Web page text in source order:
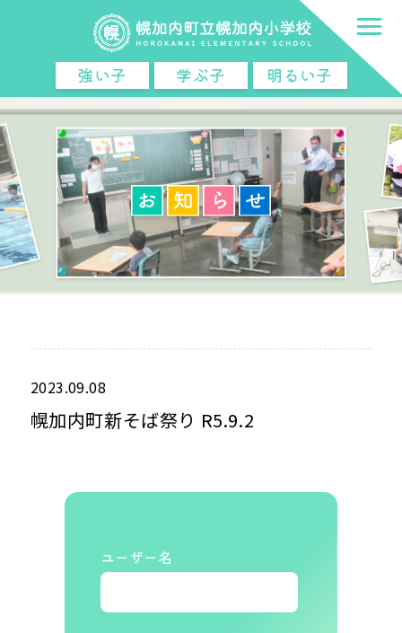
強い子 学ぶ子 明るい子
2023.09.08
幌加内町新そば祭り R5.9.2
ユーザー名